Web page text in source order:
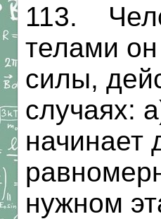
113.
телами он
силы,
нужном